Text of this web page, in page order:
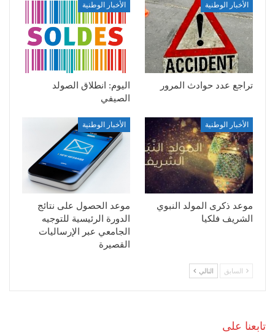
الأخبار الوطنية
تراجع عدد حوادث المرور
الأخبار الوطنية
اليوم: انطلاق الصولد
الصيفي
الأخبار الوطنية
موعد ذكرى المولد النبوي
الشريف فلكيا
الأخبار الوطنية
موعد الحصول على نتائج
الدورة الرئيسية للتوجيه
الجامعي عبر الإرساليات
القصيرة
السابق التالي
تابعنا على